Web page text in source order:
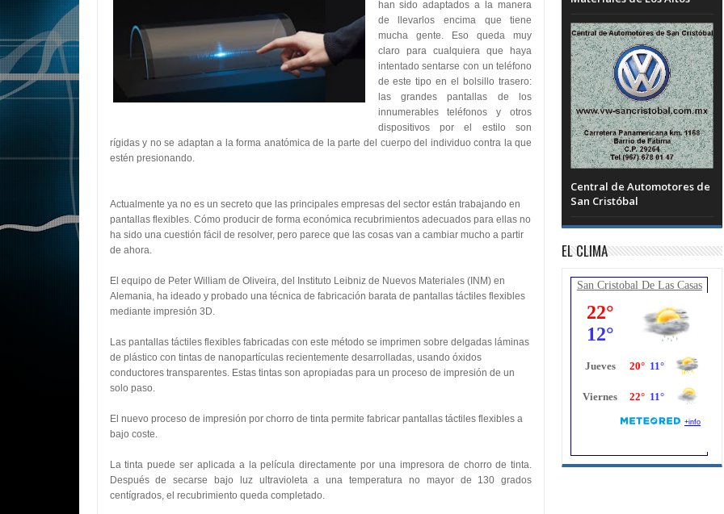
han sido adaptados a la manera
de llevarlos encima que tiene
mucha gente. Eso queda muy
claro para cualquiera que haya
intentado sentarse con un teléfono
de este tipo en el bolsillo trasero:
las grandes pantallas de los
innumerables teléfonos y otros
dispositivos por el estilo son
rígidas y no se adaptan a la forma anatómica de la parte del cuerpo del individuo contra la que
estén presionando.
Actualmente ya no es un secreto que las principales empresas del sector están trabajando en
pantallas flexibles. Cómo producir de forma económica recubrimientos adecuados para ellas no
ha sido una cuestión fácil de resolver, pero parece que las cosas van a cambiar mucho a partir
de ahora.
El equipo de Peter William de Oliveira, del Instituto Leibniz de Nuevos Materiales (INM) en
Alemania, ha ideado y probado una técnica de fabricación barata de pantallas táctiles flexibles
mediante impresión 3D.
Las pantallas táctiles flexibles fabricadas con este método se imprimen sobre delgadas láminas
de plástico con tintas de nanopartículas recientemente desarrolladas, usando óxidos
conductores transparentes. Estas tintas son apropiadas para un proceso de impresión de un
solo paso.
El nuevo proceso de impresión por chorro de tinta permite fabricar pantallas táctiles flexibles a
bajo coste.
La tinta puede ser aplicada a la película directamente por una impresora de chorro de tinta.
Después de secarse bajo luz ultravioleta a una temperatura no mayor de 130 grados
centígrados, el recubrimiento queda completado.
Central de Automotores de
San Cristóbal
EL CLIMA
San Cristobal De Las Casas